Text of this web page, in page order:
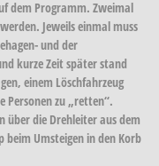
dem Programm. Zweimal
Jeweils einmal muss
und der
kurze Zeit später stand
einem Löschfahrzeug
Personen zu „retten“.
über die Drehleiter aus dem
beim Umsteigen in den Korb